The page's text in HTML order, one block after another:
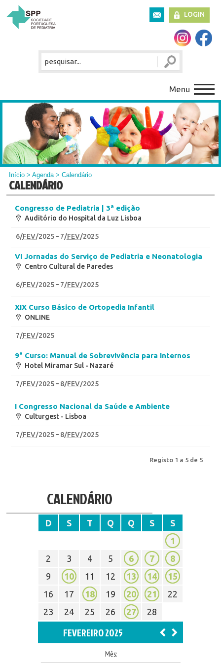
LOGIN
Menu
Início >Agenda> Calendário
CALENDÁRIO
Congresso de Pediatria | 3ª edição
Auditório do Hospital da Luz Lisboa
6/FEV/2025 7/FEV/2025
VI Jornadas do Serviço de Pediatria e Neonatologia
Centro Cultural de Paredes
6/FEV/2025 7/FEV/2025
XIX Curso Básico de Ortopedia Infantil
ONLINE
7/FEV/2025
9° Curso: Manual de Sobrevivência para Internos
Hotel Miramar Sul - Nazaré
7/FEV/2025 8/FEV/2025
I Congresso Nacional da Saúde e Ambiente
Culturgest - Lisboa
7/FEV/2025 8/FEV/2025
Registo 1 a 5 de 5
CALENDÁRIO
D S T Q Q S
S
1
2
3 4 5 6 7
8
9
10 11 12 13 14
15
16
17 18 19 20 21
22
23
24 25 26 27 28
FEVEREIRO 2025
Mês: